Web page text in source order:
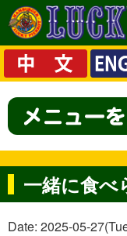
一緒に食べ
Date: 2025-05-